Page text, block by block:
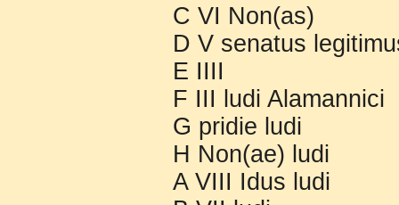
C VI Non(as)
D V senatus
E IIII
F III ludi Alamannici
G pridie ludi
H Non(ae) ludi
A VIII Idus ludi